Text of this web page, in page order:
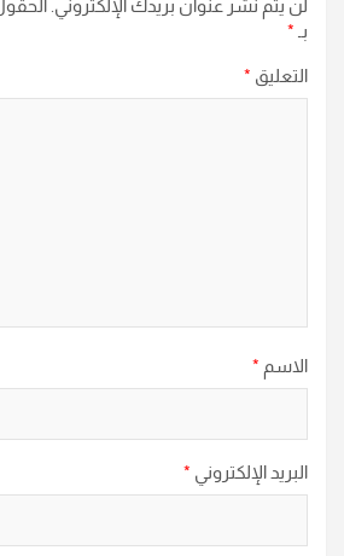
لن يتم نشر عنوان بريدك الإلكتروني.
بـ *
التعليق *
الاسم *
البريد الإلكتروني *